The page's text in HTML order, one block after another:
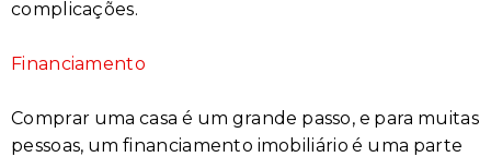
complicações.
Financiamento
Comprar uma casa é um grande passo, e para muitas
pessoas, um financiamento imobiliário é uma parte